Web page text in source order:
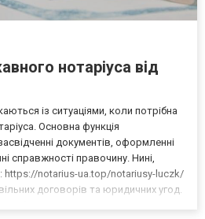
нотаріуса від
із ситуаціями, коли потрібна
Основна функція
документів, оформленні
справжності правочину. Нині,
https://notarius-ua.top/notariusy-luczk/
договорів та юридичних угод.